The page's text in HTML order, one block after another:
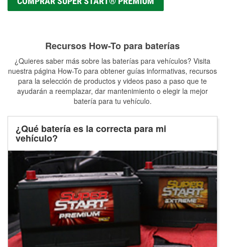
Recursos How-To para baterías
¿Quieres saber más sobre las baterías para vehículos? Visita
nuestra página How-To para obtener guías informativas, recursos
para la selección de productos y videos paso a paso que te
ayudarán a reemplazar, dar mantenimiento o elegir la mejor
batería para tu vehículo.
¿Qué batería es la correcta para mi
vehículo?